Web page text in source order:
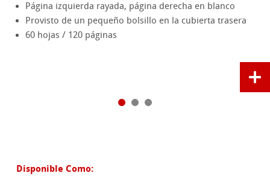
Página izquierda rayada, página derecha en blanco
Provisto de un pequeño bolsillo en la cubierta trasera
60 hojas / 120 páginas
Disponible Como: